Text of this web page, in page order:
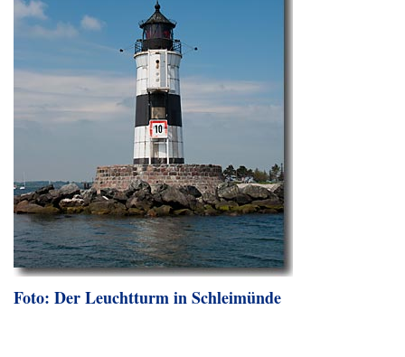
Foto: Der Leuchtturm in Schleimünde